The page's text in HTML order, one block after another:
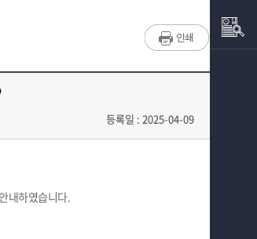
우리학과 졸업생은 지금
해외병원인턴십
등록일 : 2025-04-09
내하였습니다.